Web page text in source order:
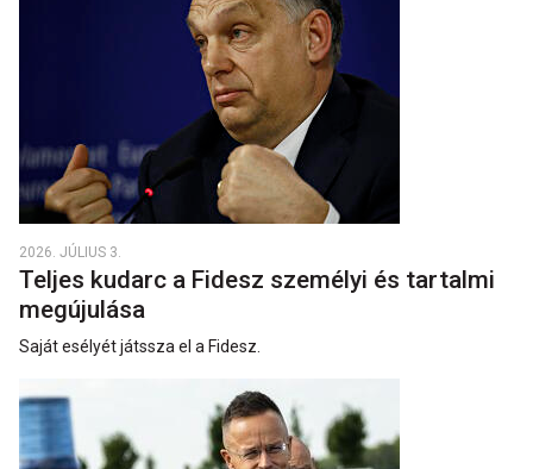
2026. JÚLIUS 3.
Teljes kudarc a Fidesz személyi és tartalmi
megújulása
Saját esélyét játssza el a Fidesz.